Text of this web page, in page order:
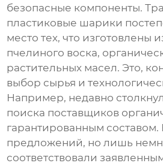
безопасные компоненты.
пластиковые шарики
место тех, что изготовлены
пчелиного воска,
растительных масел. Это,
выбор сырья и
Например, недавно
поиска поставщиков
гарантированным
предложений, но лишь
соответствовали